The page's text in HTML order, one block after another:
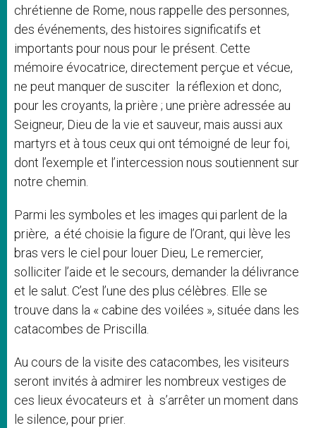
chrétienne de Rome, nous rappelle des personnes,
des événements, des histoires significatifs et
importants pour nous pour le présent. Cette
mémoire évocatrice, directement perçue et vécue,
ne peut manquer de susciter
la réflexion et donc,
pour les croyants, la prière ; une prière adressée au
Seigneur, Dieu de la vie et sauveur, mais aussi aux
martyrs et à tous ceux qui ont témoigné de leur foi,
dont l’exemple et l’intercession nous soutiennent sur
notre chemin.
Parmi les symboles et les images qui parlent de la
prière, a été choisie la figure de l’Orant, qui lève les
bras vers le ciel pour louer Dieu, Le remercier,
solliciter l’aide et le secours, demander la délivrance
et le salut. C’est l’une des plus célèbres. Elle se
trouve dans la « cabine des voilées », située dans les
catacombes de Priscilla.
Au cours de la visite des catacombes, les visiteurs
seront invités à admirer les nombreux vestiges de
ces lieux évocateurs et à s’arrêter un moment dans
le silence, pour prier.